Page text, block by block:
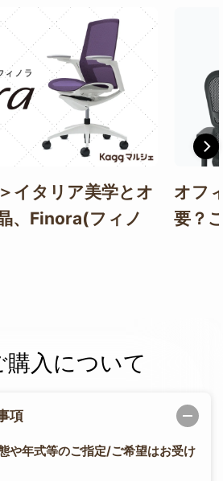
イタリア美学とオ
、Finora(フィノ
オフ
要？
購入について
項
や年式等のご指定/ご希望はお受け